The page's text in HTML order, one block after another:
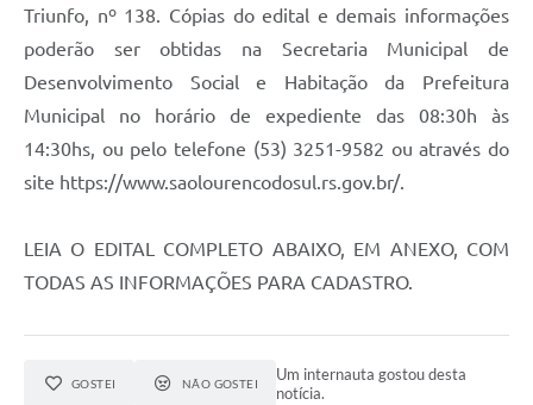
Triunfo, nº 138. Cópias do edital e demais informações
poderão ser obtidas na Secretaria Municipal de
Desenvolvimento Social e Habitação da Prefeitura
Municipal no horário de expediente das 08:30h às
14:30hs, ou pelo telefone (53) 3251-9582 ou através do
site https://www.saolourencodosul.rs.gov.br/.
LEIA O EDITAL COMPLETO ABAIXO, EM ANEXO, COM
TODAS AS INFORMAÇÕES PARA CADASTRO.
GOSTEI NÃO GOSTEI
Um internauta gostou desta
notícia.